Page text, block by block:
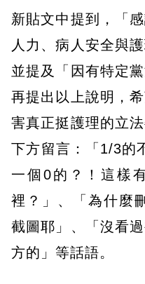
新貼文中提到，「
人力、病人安全與
並提及「因有特定
再提出以上說明，
害真正挺護理的立
下方留言：「1/3的
一個0的？！這樣
裡？」、「為什麼
截圖耶」、「沒看
方的」等話語。